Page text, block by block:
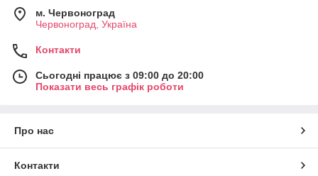
м. Червоноград
Червоноград, Україна
Контакти
Сьогодні працює з 09:00 до 20:00
Показати весь графік роботи
Про нас
Контакти